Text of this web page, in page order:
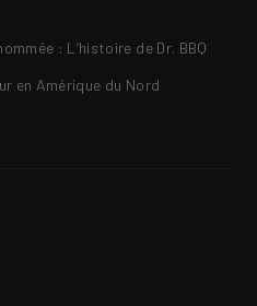
: L’histoire de Dr. BBQ
en Amérique du Nord